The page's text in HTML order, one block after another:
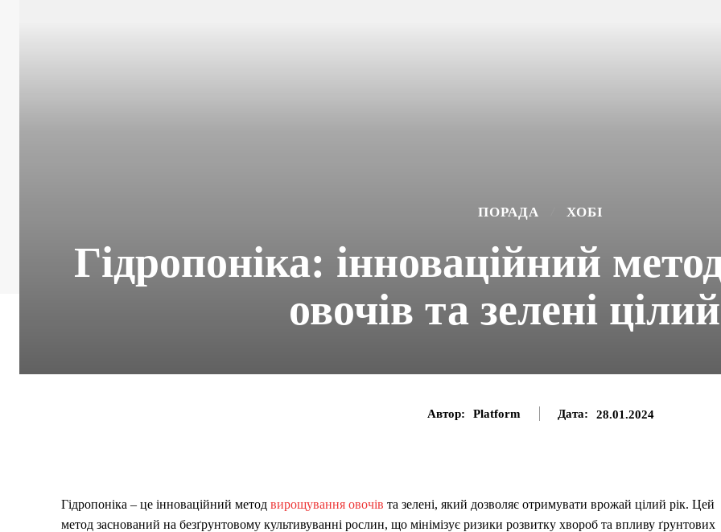
ПОРАДА ХОБІ
Гідропоніка: інноваційний
овочів та зелені
Автор: Platform Дата: 28.01.2024
Гідропоніка – це інноваційний метод вирощування овочів та зелені, який дозволяє отримувати врожай цілий рік. Цей
метод заснований на безґрунтовому культивуванні рослин, що мінімізує ризики розвитку хвороб та впливу ґрунтових